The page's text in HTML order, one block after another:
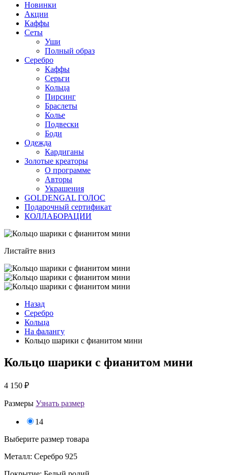
Новинки
Акции
Каффы
Сеты
Уши
Полный образ
Серебро
Каффы
Серьги
Кольца
Пирсинг
Браслеты
Колье
Подвески
Боди
Одежда
Кардиганы
Золотые креаторы
О программе
Авторы
Украшения
GOLDENGAL ГОЛОС
Подарочный сертификат
КОЛЛАБОРАЦИИ
Листайте вниз
Назад
Серебро
Кольца
На фалангу
Кольцо шарики с фианитом мини
Кольцо шарики с фианитом мини
4 150 ₽
Размеры Узнать размер
14
Выберите размер товара
Металл: Серебро 925